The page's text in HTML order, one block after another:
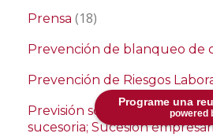
Programe una
powered
Prensa (18)
Prevención de blanqueo de
Prevención de Riesgos
Previsión social empresarial;
sucesoria; Sucesión